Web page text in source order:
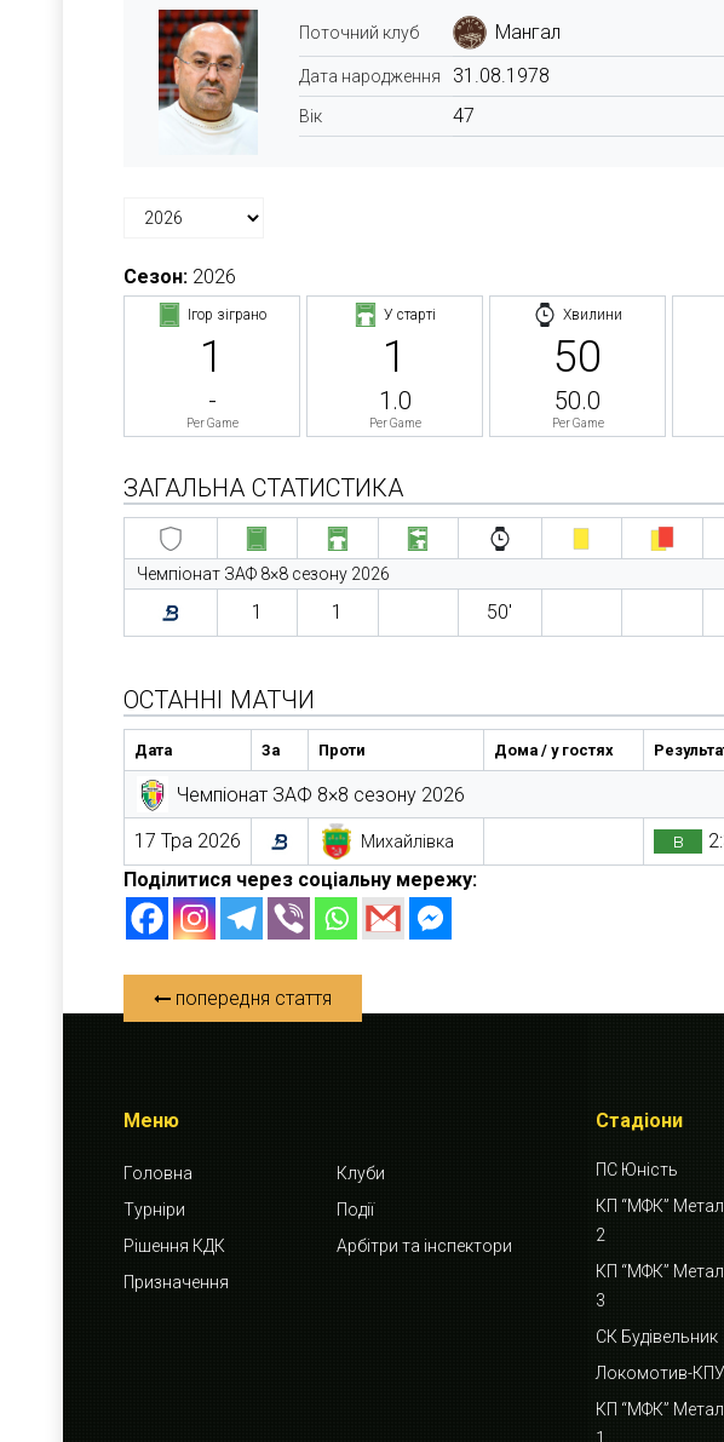
Поточний клуб Мангал
Дата народження 31.08.1978
Вік 47
Сезон: 2026
Ігор зіграно
1
-
Per Game
У старті
1
1.0
Per Game
Хвилини
50
50.0
Per Game
ЗАГАЛЬНА СТАТИСТИКА
Чемпіонат ЗАФ 8×8 сезону 2026
1 1 50′
ОСТАННІ МАТЧИ
Дата За Проти Дома / у гостях
Чемпіонат ЗАФ 8×8 сезону 2026
17 Тра 2026 Михайлівка в
Поділитися через соціальну мережу:
попередня стаття
Меню
Головна
Клуби
Турніри
Події
Рішення КДК
Арбітри та інспектори
Призначення
Стадіони
ПС Юність
КП “МФК”
2
КП “МФК”
3
СК Будівельник
Локомотив-КПУ
КП “МФК”